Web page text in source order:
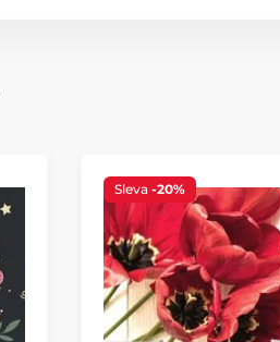
Sleva -20%